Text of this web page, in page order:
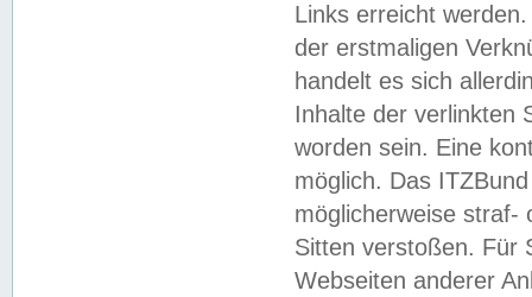
Links erreicht
der erstmaligen
handelt es sich
Inhalte der verlinkten
worden sein. Eine
möglich. Das
möglicherweise straf-
Sitten verstoßen. Für
Webseiten anderer